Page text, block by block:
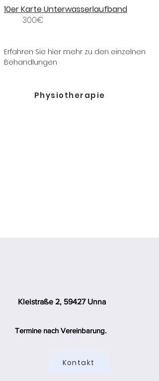
10er Karte Unterwasserlaufband
300€
Erfahren Sie hier mehr zu den einzelnen
Behandlungen
Physiotherapie
Kleistraße 2, 59427 Unna
Termine nach Vereinbarung.
Kontakt